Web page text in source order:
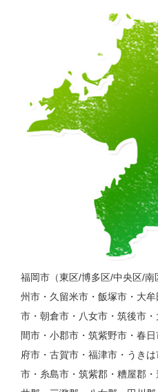
福岡市（東区/博多区/中央区/
州市・久留米市・飯塚市・大
市・朝倉市・八女市・筑後市
間市・小郡市・筑紫野市・春
府市・古賀市・福津市・うき
市・糸島市・筑紫郡・糟屋郡